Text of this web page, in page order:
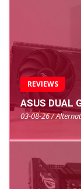
REVIEWS
ASUS DUAL
03-08-26 /